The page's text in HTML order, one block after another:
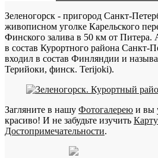
Зеленогорск - пригород Санкт-
живописном уголке Карельского
Финского залива в 50 км от Питера.
в состав Курортного района Санкт-
входил в состав Финляндии и
Терийоки, финск. Terijoki).
Загляните в нашу Фотогалерею и вы
красиво! И не забудьте изучить Карту
Достопримечательности.